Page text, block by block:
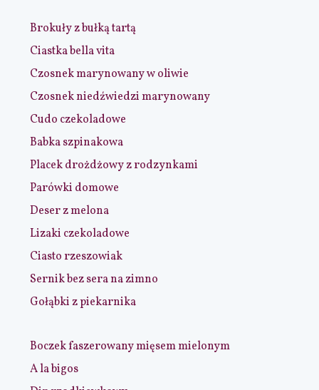
Brokuły z bułką tartą
Ciastka bella vita
Czosnek marynowany w oliwie
Czosnek niedźwiedzi marynowany
Cudo czekoladowe
Babka szpinakowa
Placek drożdżowy z rodzynkami
Parówki domowe
Deser z melona
Lizaki czekoladowe
Ciasto rzeszowiak
Sernik bez sera na zimno
Gołąbki z piekarnika
Boczek faszerowany mięsem mielonym
A la bigos